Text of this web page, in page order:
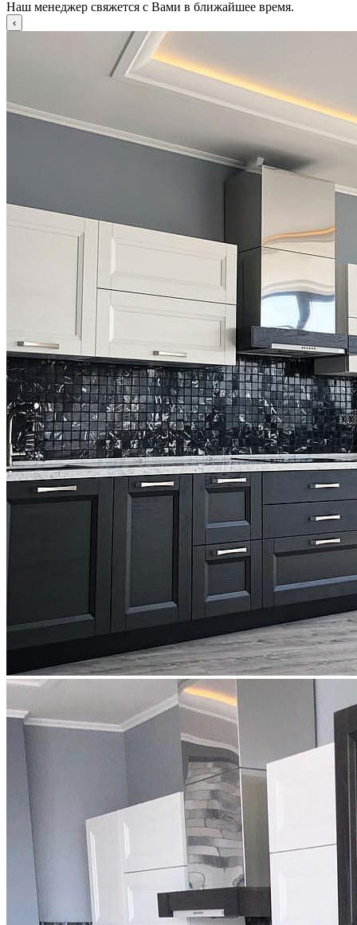
Наш менеджер свяжется с Вами в ближайшее время.